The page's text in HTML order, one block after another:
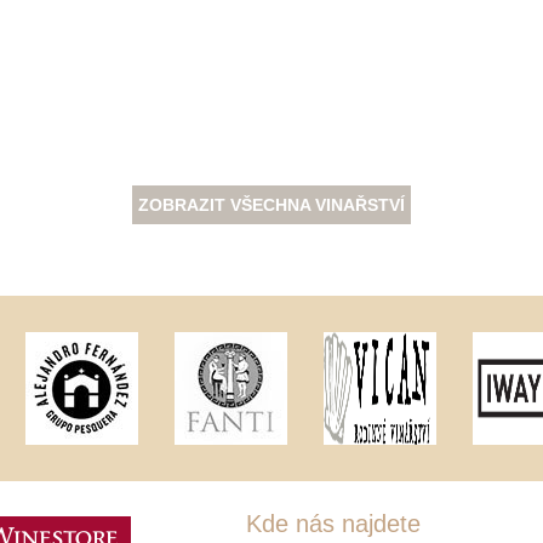
ZOBRAZIT VŠECHNA VINAŘSTVÍ
Kde nás najdete